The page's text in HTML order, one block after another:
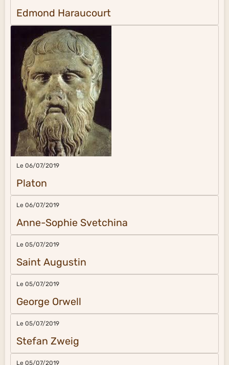
Edmond Haraucourt
Le 06/07/2019
Platon
Le 06/07/2019
Anne-Sophie Svetchina
Le 05/07/2019
Saint Augustin
Le 05/07/2019
George Orwell
Le 05/07/2019
Stefan Zweig
Le 05/07/2019